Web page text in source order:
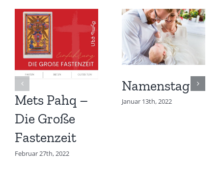
Mets Pahq –
Die Große
Fastenzeit
Februar 27th, 2022
Namenstag
Januar 13th, 2022